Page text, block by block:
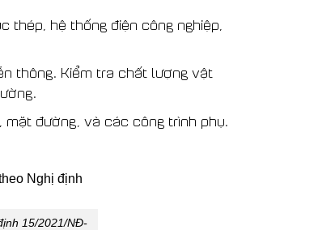
thép, hệ thống điện công nghiệp,
thông. Kiểm tra chất lượng vật
mặt đường, và các công trình phụ.
15/2021/NĐ-